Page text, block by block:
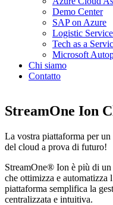
Demo Center
SAP on Azure
Logistic
Tech as a
Microsoft
Chi siamo
Contatto
StreamOne Ion
La vostra piattaforma per
del cloud a prova di futuro!
StreamOne® Ion è più di un
che ottimizza e automatizza
piattaforma semplifica la
centralizzata e intuitiva.